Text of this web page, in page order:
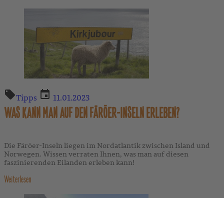
Tipps 11.01.2023
WAS KANN MAN AUF DEN FÄRÖER-INSELN ERLEBEN?
Die Färöer-Inseln liegen im Nordatlantik zwischen Island und
Norwegen. Wissen verraten Ihnen, was man auf diesen
faszinierenden Eilanden erleben kann!
Weiterlesen